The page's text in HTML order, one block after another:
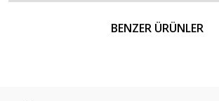
BENZER ÜRÜNLER